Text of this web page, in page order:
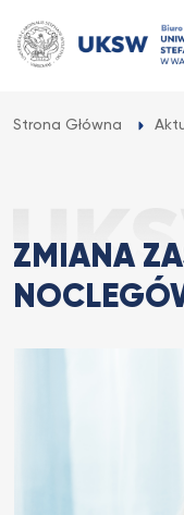
do
treści
Strona Główna
ZMIANA